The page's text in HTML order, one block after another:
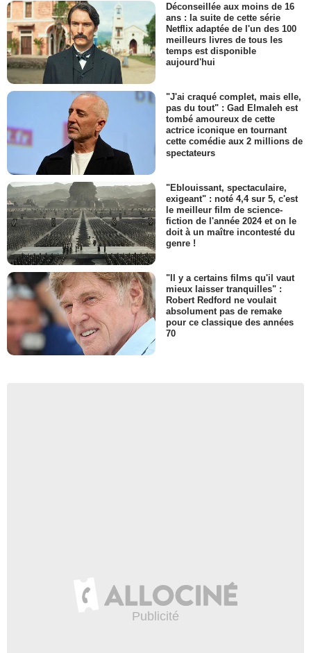
Déconseillée aux moins de 16
ans : la suite de cette série
Netflix adaptée de l'un des 100
meilleurs livres de tous les
temps est disponible
aujourd'hui
"J'ai craqué complet, mais elle,
pas du tout" : Gad Elmaleh est
tombé amoureux de cette
actrice iconique en tournant
cette comédie aux 2 millions de
spectateurs
"Eblouissant, spectaculaire,
exigeant" : noté 4,4 sur 5, c'est
le meilleur film de science-
fiction de l'année 2024 et on le
doit à un maître incontesté du
genre !
"Il y a certains films qu'il vaut
mieux laisser tranquilles" :
Robert Redford ne voulait
absolument pas de remake
pour ce classique des années
70